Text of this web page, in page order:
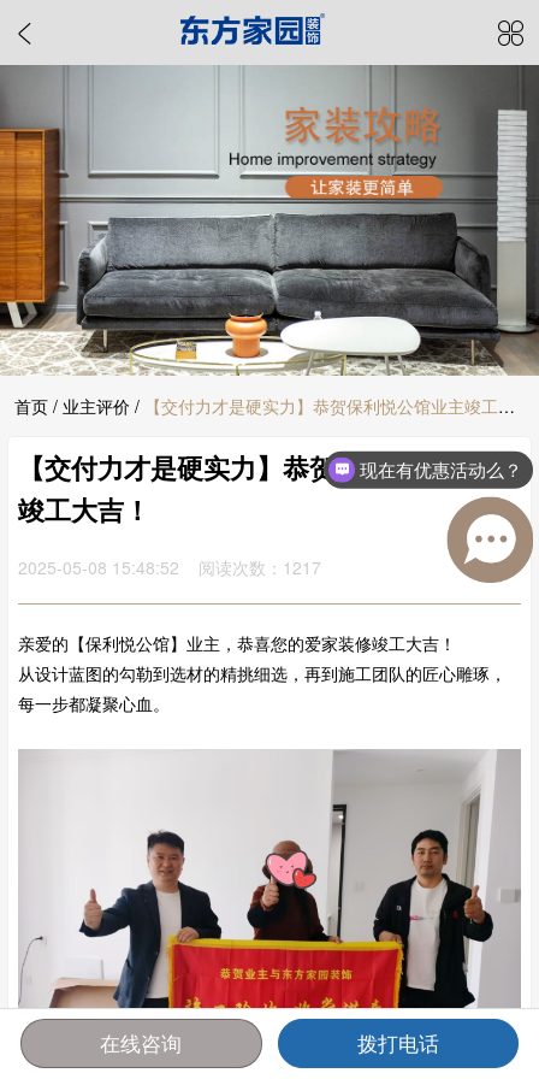
首页 / 业主评价 / 【交付力才是硬实力】恭贺保利悦公馆业主竣工大
吉！
【交付力才是硬实力】恭贺保利悦公馆业主
竣工大吉！
2025-05-08 15:48:52 阅读次数：1217
亲爱的【保利悦公馆】业主，恭喜您的爱家装修竣工大吉！
从设计蓝图的勾勒到选材的精挑细选，再到施工团队的匠心雕琢，
每一步都凝聚心血。
首页 报价 电话 咨询
现在有优惠活动么？
在线咨询 拨打电话